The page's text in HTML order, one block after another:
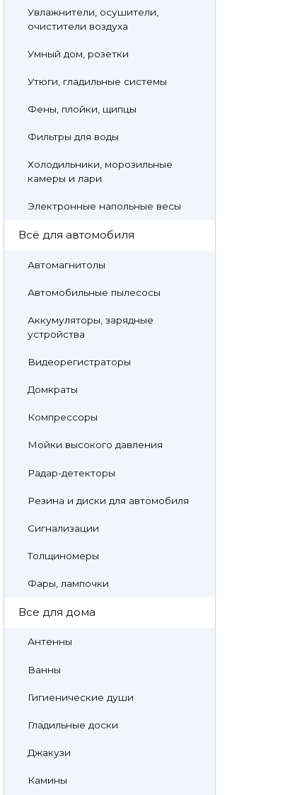
Увлажнители, осушители,
очистители воздуха
Умный дом, розетки
Утюги, гладильные системы
Фены, плойки, щипцы
Фильтры для воды
Холодильники, морозильные
камеры и лари
Электронные напольные весы
Всё для автомобиля
Автомагнитолы
Автомобильные пылесосы
Аккумуляторы, зарядные
устройства
Видеорегистраторы
Домкраты
Компрессоры
Мойки высокого давления
Радар-детекторы
Резина и диски для автомобиля
Сигнализации
Толщиномеры
Фары, лампочки
Все для дома
Антенны
Ванны
Гигиенические души
Гладильные доски
Джакузи
Камины